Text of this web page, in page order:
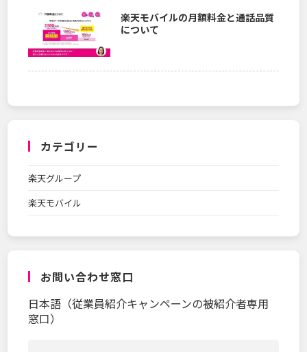
楽天モバイルの月額料金と通話品質
について
カテゴリー
楽天グループ
楽天モバイル
お問い合わせ窓口
日本語（従業員紹介キャンペーンの被紹介者専用
窓口）